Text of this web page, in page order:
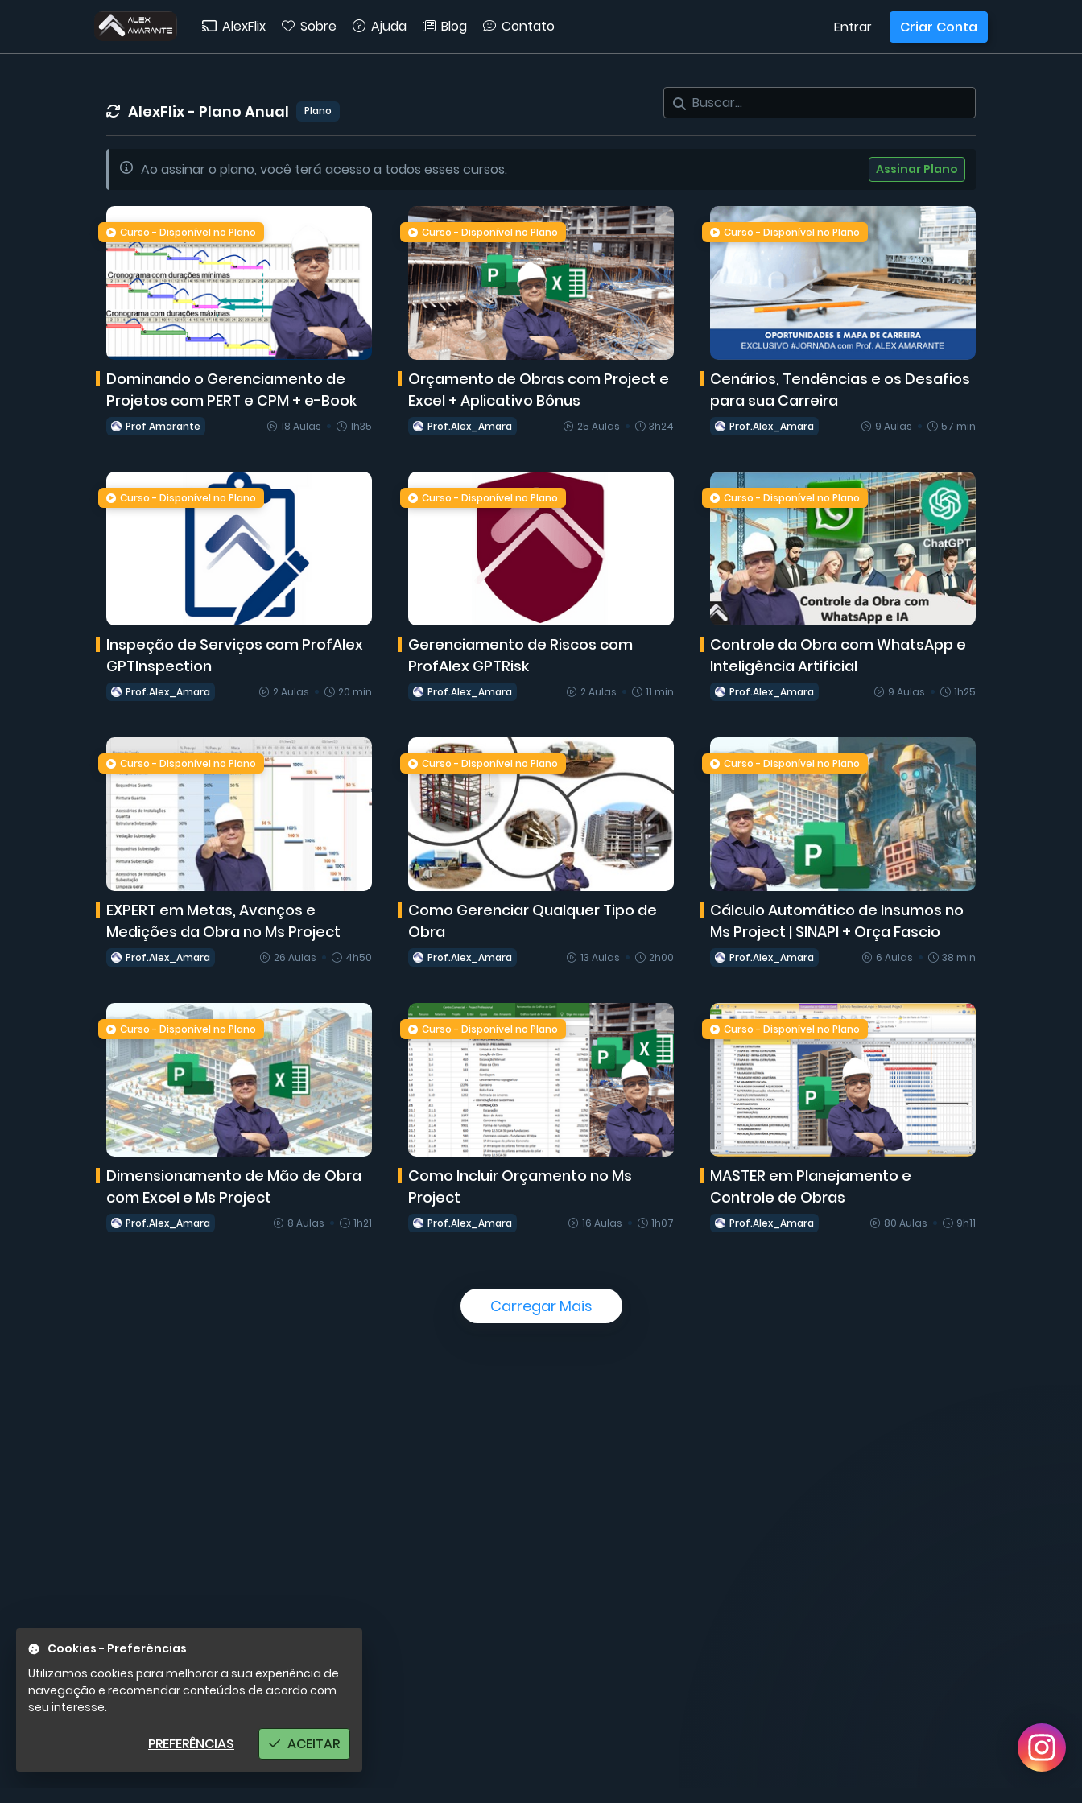
AlexFlix Sobre Ajuda Blog Contato Entrar Criar Conta
AlexFlix - Plano Anual Plano
Ao assinar o plano, você terá acesso a todos esses cursos. Assinar Plano
Dominando o Gerenciamento de
Projetos com PERT e CPM + e-Book
Bônus
Prof Amarante 18 Aulas 1h35
Curso - Disponível no Plano
Orçamento de Obras com Project e
Excel + Aplicativo Bônus
Prof.Alex_Amara 25 Aulas 3h24
Curso - Disponível no Plano
Cenários, Tendências e os Desafios
para sua Carreira
Prof.Alex_Amara 9 Aulas 57 min
Curso - Disponível no Plano
Inspeção de Serviços com ProfAlex
GPTInspection
Prof.Alex_Amara 2 Aulas 20 min
Curso - Disponível no Plano
Gerenciamento de Riscos com
ProfAlex GPTRisk
Prof.Alex_Amara 2 Aulas 11 min
Curso - Disponível no Plano
Controle da Obra com WhatsApp e
Inteligência Artificial
Prof.Alex_Amara 9 Aulas 1h25
Curso - Disponível no Plano
EXPERT em Metas, Avanços e
Medições da Obra no Ms Project
Prof.Alex_Amara 26 Aulas 4h50
Curso - Disponível no Plano
Como Gerenciar Qualquer Tipo de
Obra
Prof.Alex_Amara 13 Aulas 2h00
Curso - Disponível no Plano
Cálculo Automático de Insumos no
Ms Project | SINAPI + Orça Fascio
Prof.Alex_Amara 6 Aulas 38 min
Curso - Disponível no Plano
Dimensionamento de Mão de Obra
com Excel e Ms Project
Prof.Alex_Amara 8 Aulas 1h21
Curso - Disponível no Plano
Como Incluir Orçamento no Ms
Project
Prof.Alex_Amara 16 Aulas 1h07
Curso - Disponível no Plano
MASTER em Planejamento e
Controle de Obras
Prof.Alex_Amara 80 Aulas 9h11
Curso - Disponível no Plano
Carregar Mais
Cookies - Preferências
Utilizamos cookies para melhorar a sua experiência de
navegação e recomendar conteúdos de acordo com
seu interesse.
PREFERÊNCIAS ACEITAR